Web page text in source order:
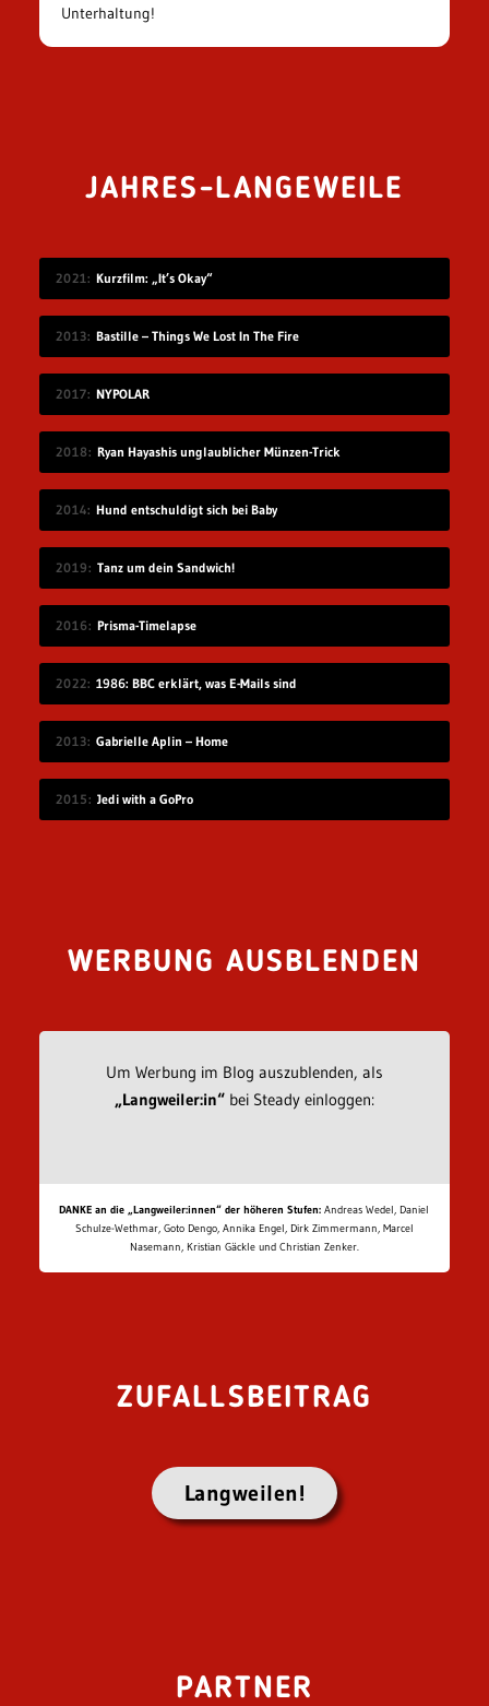
Unterhaltung!
JAHRES-LANGEWEILE
2021 Kurzfilm: „It’s Okay“
2013 Bastille – Things We Lost In The Fire
2017 NYPOLAR
2018 Ryan Hayashis unglaublicher Münzen-Trick
2014 Hund entschuldigt sich bei Baby
2019 Tanz um dein Sandwich!
2016 Prisma-Timelapse
2022 1986: BBC erklärt, was E-Mails sind
2013 Gabrielle Aplin – Home
2015 Jedi with a GoPro
WERBUNG AUSBLENDEN
Um Werbung im Blog auszublenden, als
„Langweiler:in“bei Steady einloggen:
DANKE an die „Langweiler:innen“ der höheren Stufen: Andreas Wedel, Daniel
Schulze-Wethmar, Goto Dengo, Annika Engel, Dirk Zimmermann, Marcel
Nasemann, Kristian Gäckle und Christian Zenker.
ZUFALLSBEITRAG
Langweilen!
PARTNER